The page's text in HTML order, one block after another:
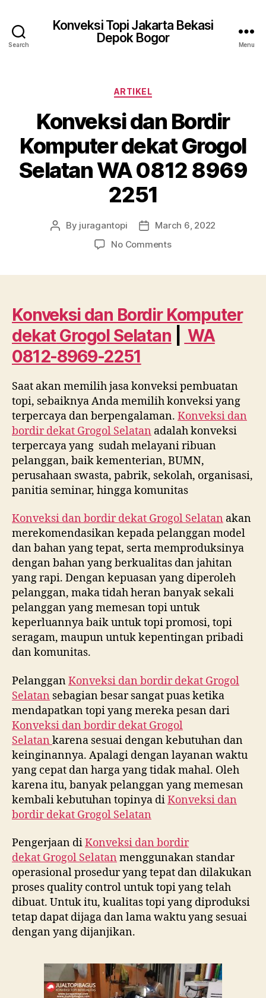
Search
Konveksi Topi Jakarta Bekasi
Depok Bogor
Menu
Categories
ARTIKEL
Konveksi dan Bordir
Komputer dekat Grogol
Selatan WA 0812 8969
2251
Post
By juragantopi
PostMarch 6, 2022
No Commentson
dekat
Grogol
Selatan
WA
2251
Konveksi dan Bordir Komputer
dekat Grogol Selatan
WA
0812-8969-2251
Saat akan memilih jasa konveksi pembuatan
topi, sebaiknya Anda memilih konveksi yang
terpercaya dan berpengalaman. Konveksi dan
bordir dekat Grogol Selatan adalah konveksi
terpercaya yang sudah melayani ribuan
pelanggan, baik kementerian, BUMN,
perusahaan swasta, pabrik, sekolah, organisasi,
panitia seminar, hingga komunitas
Konveksi dan bordir dekat Grogol Selatan akan
merekomendasikan kepada pelanggan model
dan bahan yang tepat, serta memproduksinya
dengan bahan yang berkualitas dan jahitan
yang rapi. Dengan kepuasan yang diperoleh
pelanggan, maka tidah heran banyak sekali
pelanggan yang memesan topi untuk
keperluannya baik untuk topi promosi, topi
seragam, maupun untuk kepentingan pribadi
dan komunitas.
PelangganKonveksi dan bordir dekat Grogol
Selatan sebagian besar sangat puas ketika
mendapatkan topi yang mereka pesan dari
Konveksi dan bordir dekat Grogol
Selatan karena sesuai dengan kebutuhan dan
keinginannya. Apalagi dengan layanan waktu
yang cepat dan harga yang tidak mahal. Oleh
karena itu, banyak pelanggan yang memesan
kembali kebutuhan topinya diKonveksi dan
bordir dekat Grogol Selatan
Pengerjaan diKonveksi dan bordir
dekat Grogol Selatan menggunakan standar
operasional prosedur yang tepat dan dilakukan
proses quality control untuk topi yang telah
dibuat. Untuk itu, kualitas topi yang diproduksi
tetap dapat dijaga dan lama waktu yang sesuai
dengan yang dijanjikan.